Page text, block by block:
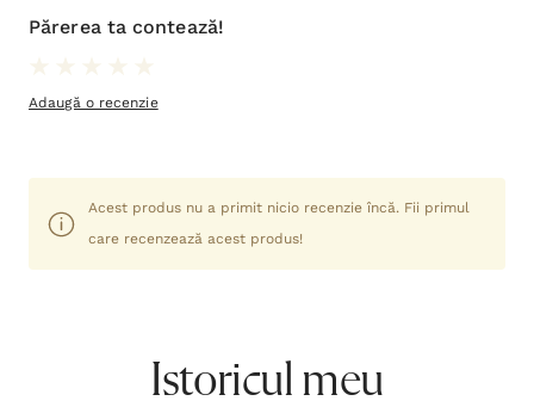
Părerea ta contează!
Adaugă o recenzie
Acest produs nu a primit nicio recenzie încă. Fii primul
care recenzează acest produs!
Istoricul meu